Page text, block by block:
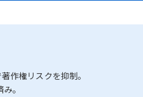
作権リスクを抑制。
。